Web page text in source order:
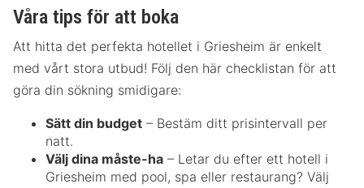
Våra tips för att boka
Att hitta det perfekta hotellet i Griesheim är enkelt
med vårt stora utbud! Följ den här checklistan för att
göra din sökning smidigare:
Sätt din budget – Bestäm ditt prisintervall per
natt.
Välj dina måste-ha – Letar du efter ett hotell i
Griesheim med pool, spa eller restaurang? Välj